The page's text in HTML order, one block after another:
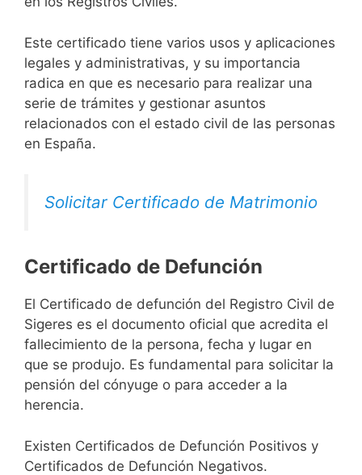
Este certificado tiene varios usos y aplicaciones
legales y administrativas, y su importancia
radica en que es necesario para realizar una
serie de trámites y gestionar asuntos
relacionados con el estado civil de las personas
en España.
Solicitar Certificado de Matrimonio
Certificado de Defunción
El Certificado de defunción del Registro Civil de
Sigeres es el documento oficial que acredita el
fallecimiento de la persona, fecha y lugar en
que se produjo. Es fundamental para solicitar la
pensión del cónyuge o para acceder a la
herencia.
Existen Certificados de Defunción Positivos y
Certificados de Defunción Negativos.